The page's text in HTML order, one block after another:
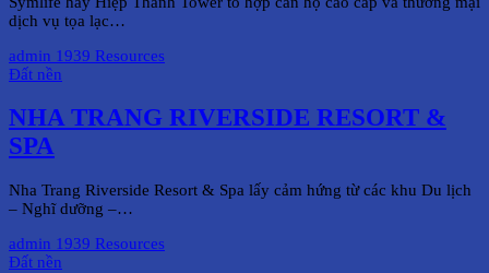
dịch vụ tọa lạc…
admin 1939 Resources
Đất nền
NHA TRANG RIVERSIDE RESORT &
SPA
Nha Trang Riverside Resort & Spa lấy cảm hứng từ các khu Du lịch
– Nghĩ dưỡng –…
admin 1939 Resources
Đất nền